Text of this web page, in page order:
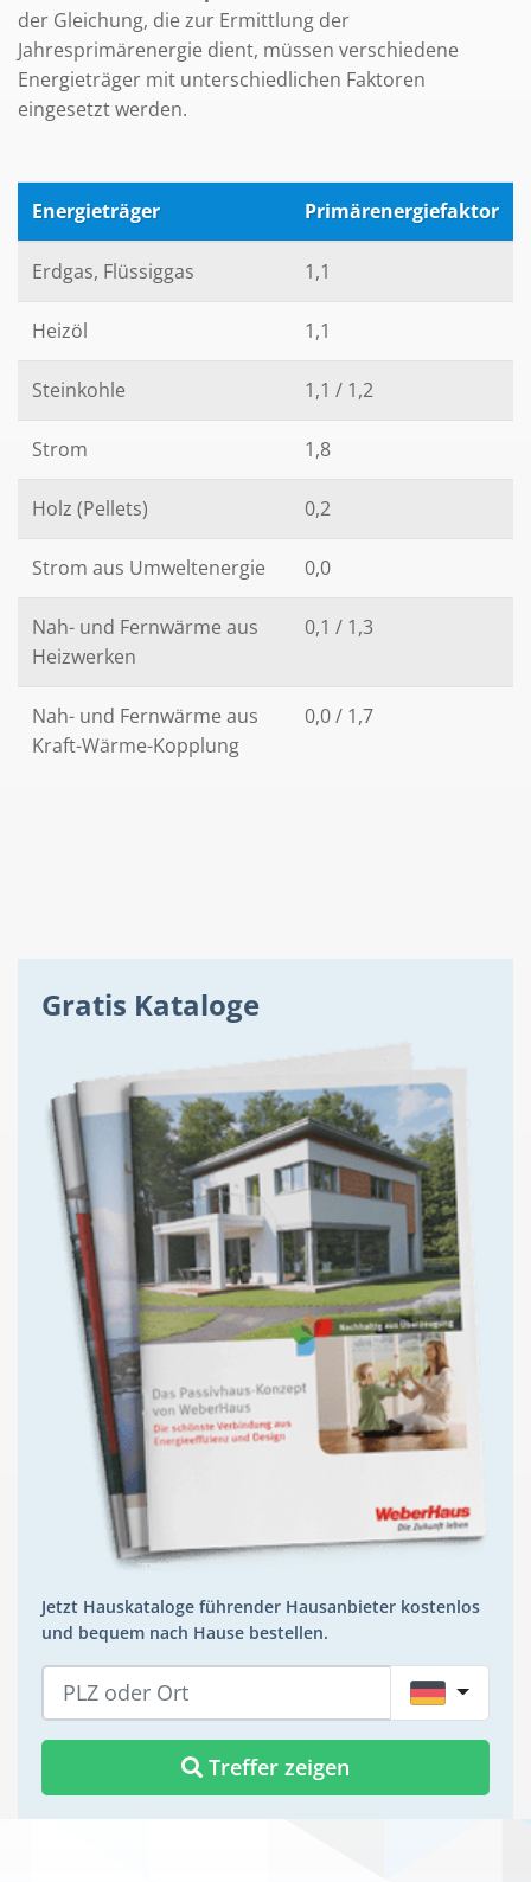
der Gleichung, die zur Ermittlung der
Jahresprimärenergie dient, müssen verschiedene
Energieträger mit unterschiedlichen Faktoren
eingesetzt werden.
Energieträger Primärenergiefaktor
Erdgas, Flüssiggas 1,1
Heizöl 1,1
Steinkohle 1,1 / 1,2
Strom 1,8
Holz (Pellets) 0,2
Strom aus Umweltenergie 0,0
Nah- und Fernwärme aus
Heizwerken
0,1 / 1,3
Nah- und Fernwärme aus
Kraft-Wärme-Kopplung
0,0 / 1,7
Gratis Kataloge
Jetzt Hauskataloge führender Hausanbieter kostenlos
und bequem nach Hause bestellen.
DE
Treffer zeigen